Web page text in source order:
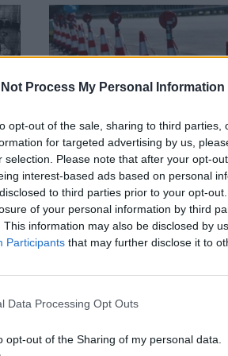
Not Process My Personal Information
opt-out of the sale, sharing to third
for targeted advertising by us,
selection. Please note that after your opt-
interest-based ads based on personal
to third parties prior to your opt-
of your personal information by third
This information may also be disclosed by
Participants that may further disclose it to
Data Processing Opt Outs
opt-out of the Sharing of my personal data.
Προσωρινές
ρυθμίσεις στην Εθνική
Θεσσαλονίκης στην
ΑΣΤΥΝΟΜΙΚΑ Δευτέρα, 3 Απριλίου 2023
Ανακοινώνεται ότι, σύμφωνα με
πραγματοποιηθούν προσωρινές